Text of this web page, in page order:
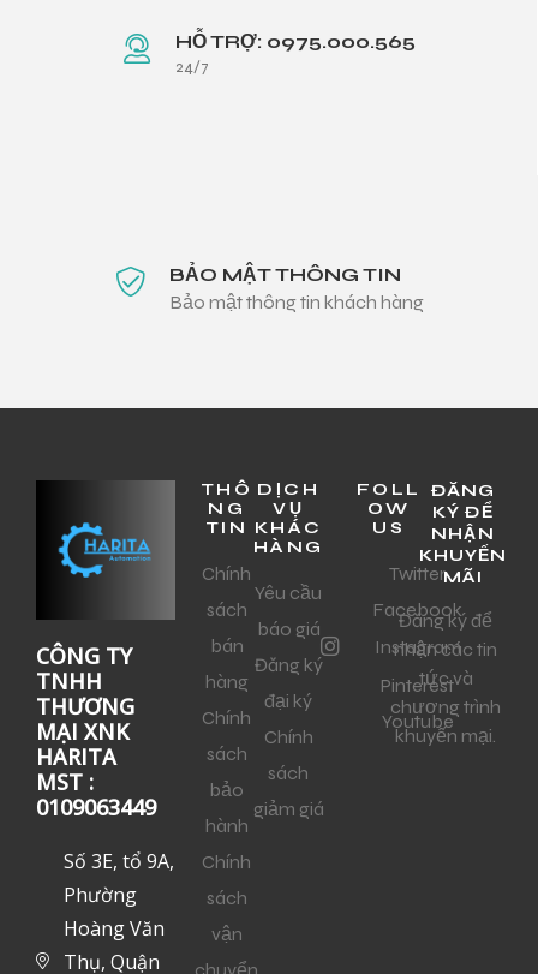
HỖ TRỢ: 0975.000.565
24/7
BẢO MẬT THÔNG TIN
Bảo mật thông tin khách hàng
CÔNG TY
TNHH
THƯƠNG
MẠI XNK
HARITA
MST :
0109063449
Số 3E, tổ 9A,
Phường
Hoàng Văn
Thụ, Quận
THÔ
NG
TIN
Chính
sách
bán
hàng
Chính
sách
bảo
hành
Chính
sách
vận
DỊCH
VỤ
KHÁC
HÀNG
Yêu cầu
báo giá
Đăng ký
đại ký
Chính
sách
giảm giá
FOLL
OW
US
Twitter
Facebook
Instagram
Pinterest
Youtube
ĐĂNG
KÝ ĐỂ
NHẬN
KHUYẾN
MÃI
Đăng ký để
nhận các tin
tức và
chương trình
khuyến mại.